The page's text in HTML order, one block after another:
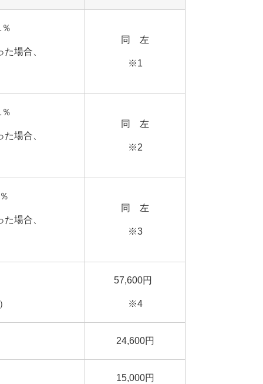
場合、
同 左
※1
場合、
同 左
※2
場合、
同 左
※3
円）
57,600円
※4
24,600円
15,000円